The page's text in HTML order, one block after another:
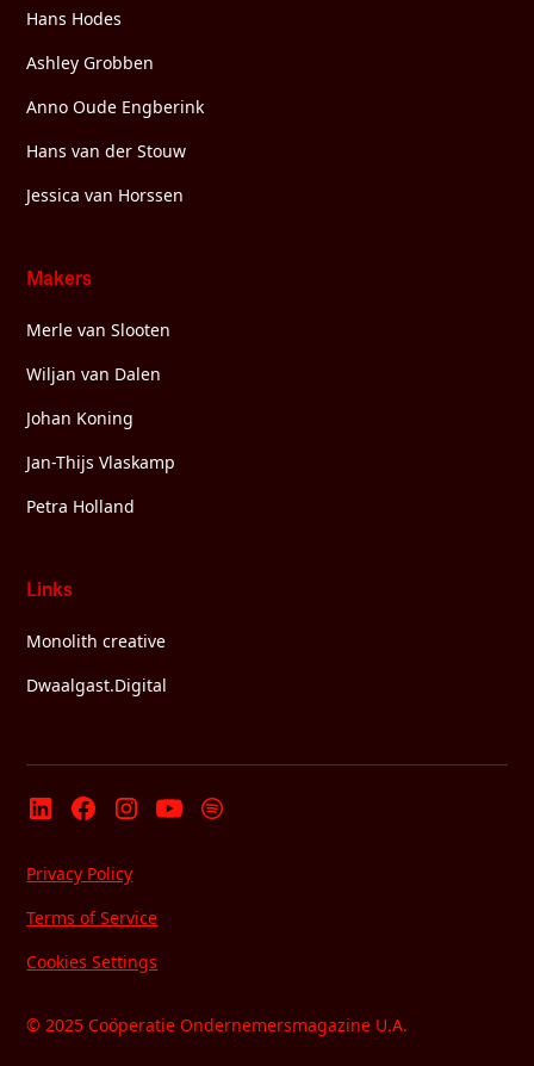
Hans Hodes
Ashley Grobben
Anno Oude Engberink
Hans van der Stouw
Jessica van Horssen
Makers
Merle van Slooten
Wiljan van Dalen
Johan Koning
Jan-Thijs Vlaskamp
Petra Holland
Links
Monolith creative
Dwaalgast.Digital
© 2025 Coöperatie Ondernemersmagazine U.A.
Privacy Policy
Terms of Service
Cookies Settings